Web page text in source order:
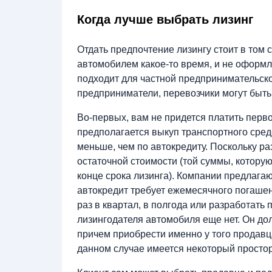
Когда лучше выбрать лизинг
Отдать предпочтение лизингу стоит в
автомобилем какое-то время, и не
подходит для частной
предприниматели, перевозчики могут
Во-первых, вам не придется платить
предполагается выкуп транспортного
меньше, чем по автокредиту. Поскольку
остаточной стоимости (той суммы,
конце срока лизинга). Компании
автокредит требует ежемесячного
раз в квартал, в полгода или
лизингодателя автомобиля еще нет. Он
причем приобрести именно у того
данном случае имеется некоторый